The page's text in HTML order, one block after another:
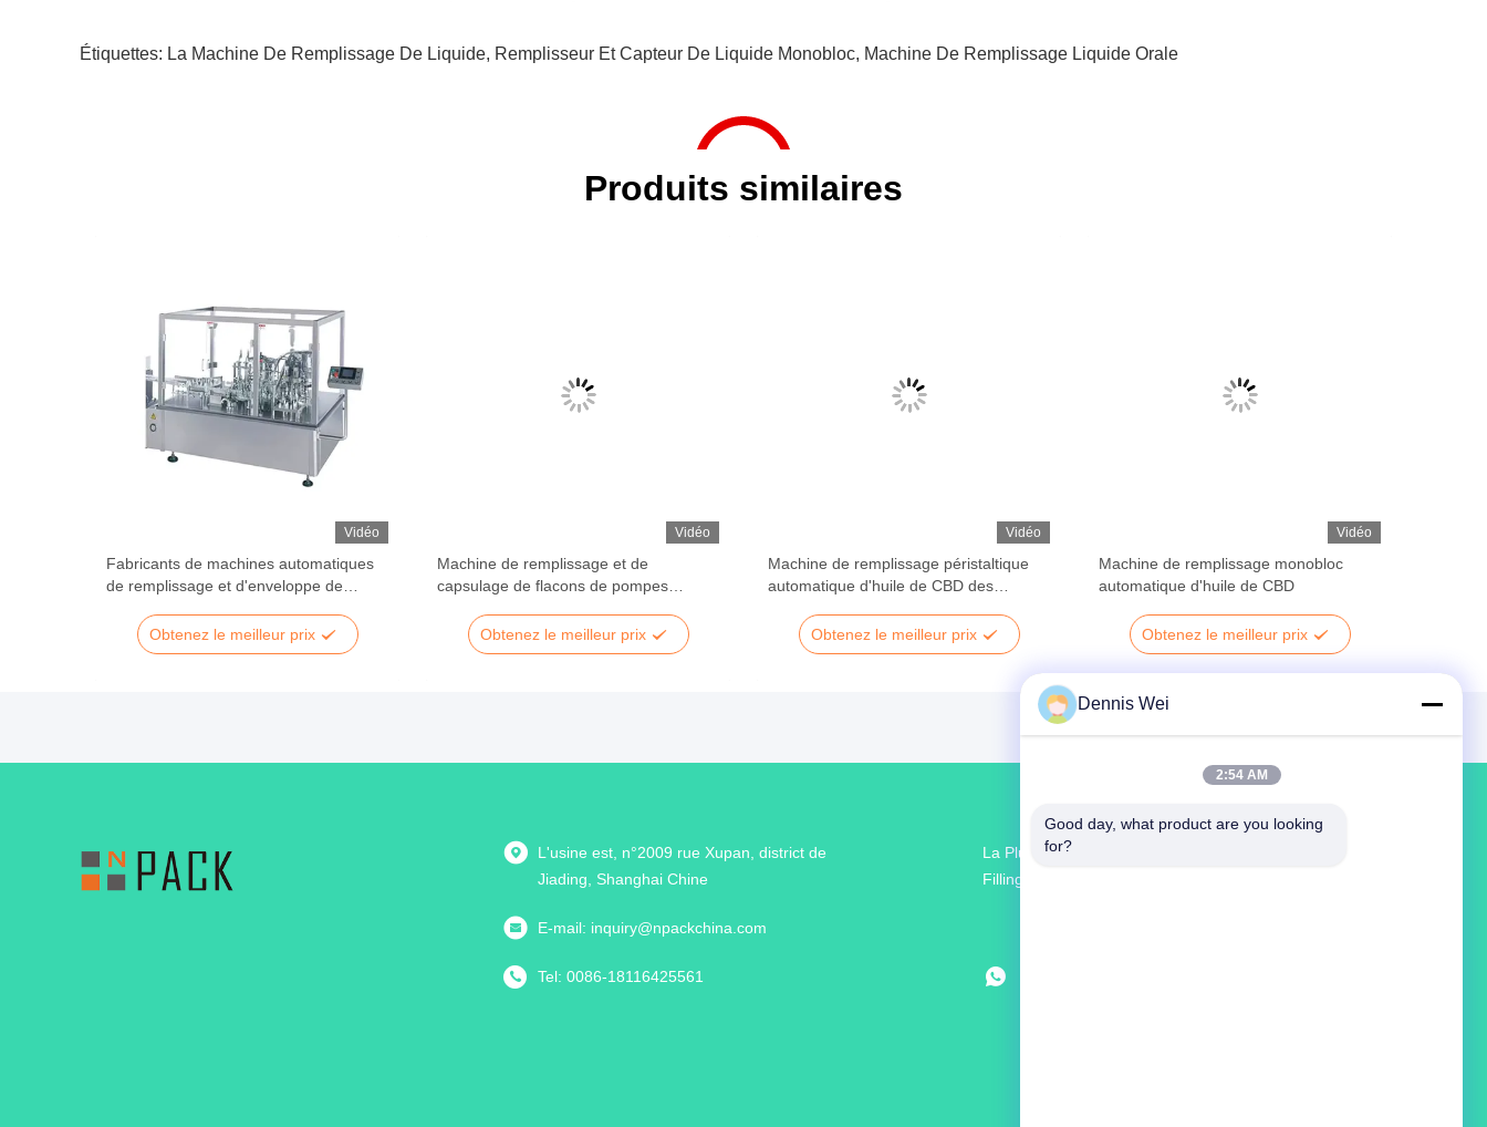
Étiquettes: La Machine De Remplissage De Liquide, Remplisseur Et Capteur De Liquide Monobloc, Machine De Remplissage Liquide Orale
Produits similaires
Vidéo
Fabricants de machines automatiques
de remplissage et d'enveloppe de
Obtenez le meilleur prix
Vidéo
Machine de remplissage et de
capsulage de flacons de pompes
Obtenez le meilleur prix
Vidéo
Machine de remplissage péristaltique
automatique d'huile de CBD des
bouteilleObtenez le meilleur prix
Vidéo
Machine de remplissage monobloc
automatique d'huile de CBD
Obtenez le meilleur prix
L'usine est, n°2009 rue Xupan, district de
Jiading, Shanghai Chine
E-mail: inquiry@npackchina.com
Tel: 0086-18116425561
La Plus Grande R & D Et La Production Sauce
Filling Machine Fournisseur En Chine
Dennis Wei
2:54 AM
Good day, what product are you looking
for?